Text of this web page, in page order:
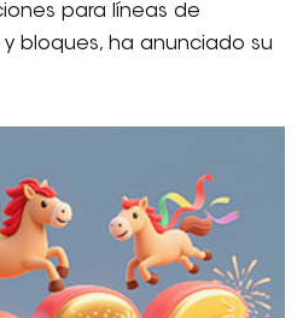
para líneas de
bloques, ha anunciado su